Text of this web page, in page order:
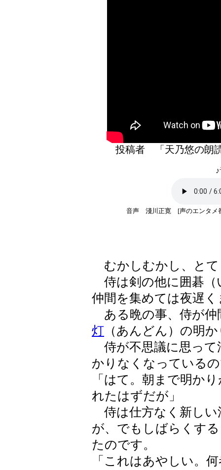
投稿者 「天乃悠の
音声 淺川正寛 [声のエンタメ
むかしむかし、とて
侍は剣の他に囲碁（
仲間を集めては夜遅
ある晩の事、侍が仲
灯 （あんどん）の明
侍が不思議に思って
かりなくなっている
「はて。朝まで明か
れたはずだが」
侍は仕方なく新しい
が、でもしばらくす
たのです。
「これはあやしい。